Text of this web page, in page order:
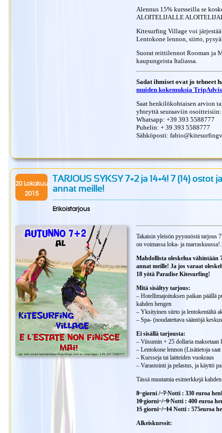
Alennus 15% kursseilla se
ALOITELIJALLE
Kitesurfing Village voi
Lentokone lennon, siirto,
Suorat reittilennot Rooman ja
kaupungeista Italiassa.
Sadat ihmiset ovat jo tehneet
muiden kokemuksia
Saat henkilökohtaisen arvion
yhteyttä seuraaviin osoitteisiin:
Whatsapp: +39 393 5588777
Puhelin: + 39 393 5588777
Sähköposti:
20 Lokakuu
2015
TARJOUS SYKSY 7+2 ja 14+4! 7 (14) ostot
annat meille!
Erikoistarjous
Takaisin yleisön pyynnöstä tarjous
on voimassa loka- ja marraskuussa!.
Mahdollista oleskelua vähintään
annat meille! Ja jos varaat
18 yötä Paradise Kitesurfing!
Mitä sisältyy tarjous:
– Hotellimajoituksen paikan päällä
kahden hengen
– Yksityinen siirto ja lentokentältä
– Spa- (noudatettava sääntöjä
Ei sisällä tarjousta:
– Viisumin + 25 dollaria maksetaan
– Lentokone lennon (Lisätietoja
– Kursseja tai laitteiden vuokraus
– Varastointi ja pelastus, ja käyttö
Tässä muutamia esimerkkejä
8̶ ̶ giorni / ̶ ̶7̶ Notti : 330 euroa
1̶0̶ giorni ̶ / ̶ ̶9̶ Notti : 400 euroa
1̶5 giorni ̶ / ̶ ̶1̶4 Notti : 575euroa
Alkeiskurssit: